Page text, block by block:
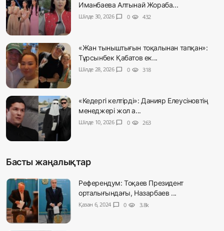
Иманбаева Алтынай Жораба...
Шілде 30, 2026 chat_bubble 0 visibility 432
«Жан тыныштығын тоқалынан тапқан»:
Тұрсынбек Қабатов ек...
Шілде 28, 2026 chat_bubble 0 visibility 318
«Кедергі келтірді»: Данияр Елеусіновтің
менеджері жол а...
Шілде 10, 2026 chat_bubble 0 visibility 263
Басты жаңалықтар
Референдум: Тоқаев Президент
орталығындағы, Назарбаев ...
Қазан 6, 2024 chat_bubble 0 visibility 3.8k